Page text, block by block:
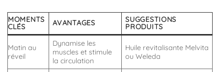
MOMENTS
CLÉS
AVANTAGES
SUGGESTIONS
PRODUITS
Matin au
réveil
Dynamise les
muscles et stimule
la circulation
Huile revitalisante Melvita
ou Weleda